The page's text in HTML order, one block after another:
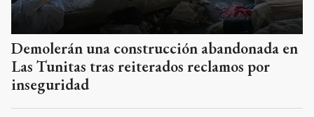
Demolerán una construcción abandonada en
Las Tunitas tras reiterados reclamos por
inseguridad